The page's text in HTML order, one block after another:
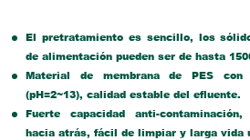
El pretratamiento es sencillo, los
de alimentación pueden ser de hasta
Material de membrana de PES
(pH=2~13), calidad estable del efluente.
Fuerte capacidad anti-
hacia atrás, fácil de limpiar y larga vida